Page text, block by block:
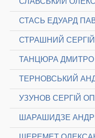
СТАСЬ ЕДУАРД
СТРАШНИЙ
ТАНЦЮРА
ТЕРНОВСЬКИЙ
УЗУНОВ СЕРГІЙ
ШАРАШИДЗЕ